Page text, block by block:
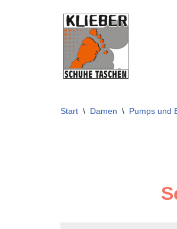
Start \ Damen \ Pumps und